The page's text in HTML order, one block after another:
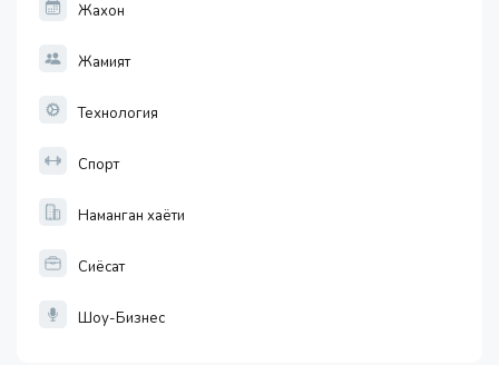
Жахон
Жамият
Технология
Спорт
Наманган хаёти
Сиёсат
Шоу-Бизнес